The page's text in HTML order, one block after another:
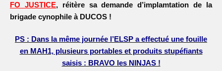
FO JUSTICE, réitère sa demande d’implamtation de la
brigade cynophile à DUCOS !
PS : Dans la même journée l’ELSP a effectué une fouille
en MAH1, plusieurs portables et produits stupéfiants
saisis : BRAVO les NINJAS !